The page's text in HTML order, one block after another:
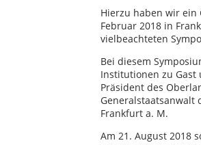
Hierzu haben wir ein
Februar 2018 in
vielbeachteten
Bei diesem
Institutionen zu Gast
Präsident des
Generalstaatsanwalt
Frankfurt a. M.
Am 21. August 2018